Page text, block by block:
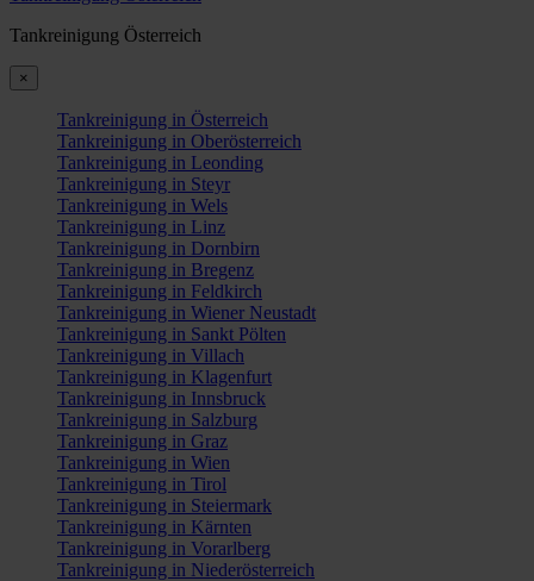
Tankreinigung Österreich
×
Tankreinigung in Österreich
Tankreinigung in Oberösterreich
Tankreinigung in Leonding
Tankreinigung in Steyr
Tankreinigung in Wels
Tankreinigung in Linz
Tankreinigung in Dornbirn
Tankreinigung in Bregenz
Tankreinigung in Feldkirch
Tankreinigung in Wiener Neustadt
Tankreinigung in Sankt Pölten
Tankreinigung in Villach
Tankreinigung in Klagenfurt
Tankreinigung in Innsbruck
Tankreinigung in Salzburg
Tankreinigung in Graz
Tankreinigung in Wien
Tankreinigung in Tirol
Tankreinigung in Steiermark
Tankreinigung in Kärnten
Tankreinigung in Vorarlberg
Tankreinigung in Niederösterreich